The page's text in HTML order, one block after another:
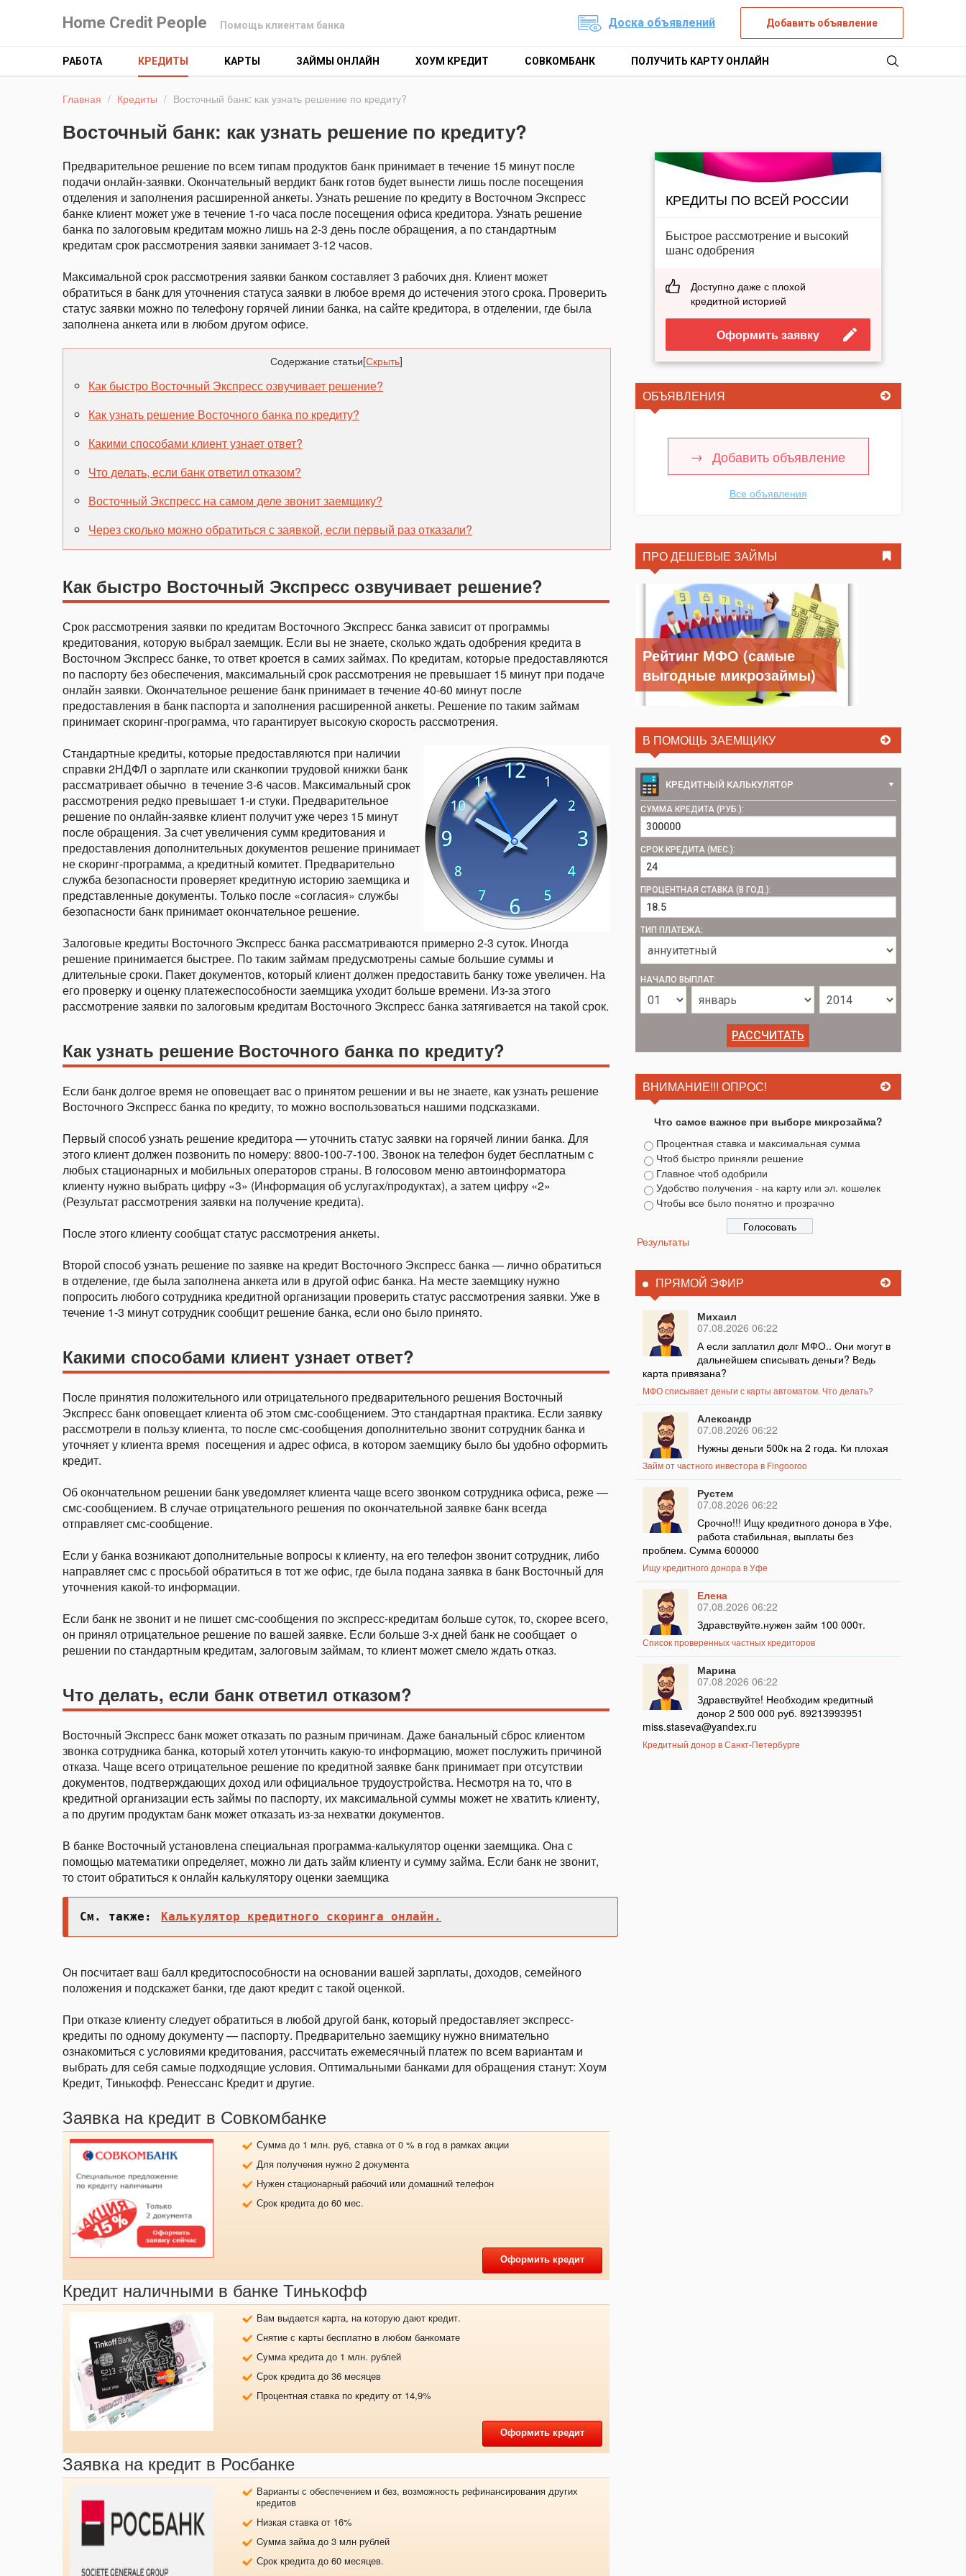
Home Credit People Помощь клиентам банка Доска объявлений Добавить объявление
РАБОТА КРЕДИТЫ КАРТЫ ЗАЙМЫ ОНЛАЙН ХОУМ КРЕДИТ СОВКОМБАНК ПОЛУЧИТЬ КАРТУ ОНЛАЙН
Главная / Кредиты / Восточный банк: как узнать решение по кредиту?
Восточный банк: как узнать решение по кредиту?
Предварительное решение по всем типам продуктов банк принимает в течение 15 минут после
подачи онлайн-заявки. Окончательный вердикт банк готов будет вынести лишь после посещения
отделения и заполнения расширенной анкеты. Узнать решение по кредиту в Восточном Экспресс
банке клиент может уже в течение 1-го часа после посещения офиса кредитора. Узнать решение
банка по залоговым кредитам можно лишь на 2-3 день после обращения, а по стандартным
кредитам срок рассмотрения заявки занимает 3-12 часов.
Максимальной срок рассмотрения заявки банком составляет 3 рабочих дня. Клиент может
обратиться в банк для уточнения статуса заявки в любое время до истечения этого срока. Проверить
статус заявки можно по телефону горячей линии банка, на сайте кредитора, в отделении, где была
заполнена анкета или в любом другом офисе.
Содержание статьи[Скрыть]
Как быстро Восточный Экспресс озвучивает решение?
Как узнать решение Восточного банка по кредиту?
Какими способами клиент узнает ответ?
Что делать, если банк ответил отказом?
Восточный Экспресс на самом деле звонит заемщику?
Через сколько можно обратиться с заявкой, если первый раз отказали?
Как быстро Восточный Экспресс озвучивает решение?
Срок рассмотрения заявки по кредитам Восточного Экспресс банка зависит от программы
кредитования, которую выбрал заемщик. Если вы не знаете, сколько ждать одобрения кредита в
Восточном Экспресс банке, то ответ кроется в самих займах. По кредитам, которые предоставляются
по паспорту без обеспечения, максимальный срок рассмотрения не превышает 15 минут при подаче
онлайн заявки. Окончательное решение банк принимает в течение 40-60 минут после
предоставления в банк паспорта и заполнения расширенной анкеты. Решение по таким займам
принимает скоринг-программа, что гарантирует высокую скорость рассмотрения.
Стандартные кредиты, которые предоставляются при наличии
справки 2НДФЛ о зарплате или сканкопии трудовой книжки банк
рассматривает обычно в течение 3-6 часов. Максимальный срок
рассмотрения редко превышает 1-и стуки. Предварительное
решение по онлайн-заявке клиент получит уже через 15 минут
после обращения. За счет увеличения сумм кредитования и
предоставления дополнительных документов решение принимает
не скоринг-программа, а кредитный комитет. Предварительно
служба безопасности проверяет кредитную историю заемщика и
представленные документы. Только после «согласия» службы
безопасности банк принимает окончательное решение.
Залоговые кредиты Восточного Экспресс банка рассматриваются примерно 2-3 суток. Иногда
решение принимается быстрее. По таким займам предусмотрены самые большие суммы и
длительные сроки. Пакет документов, который клиент должен предоставить банку тоже увеличен. На
его проверку и оценку платежеспособности заемщика уходит больше времени. Из-за этого
рассмотрение заявки по залоговым кредитам Восточного Экспресс банка затягивается на такой срок.
Как узнать решение Восточного банка по кредиту?
Если банк долгое время не оповещает вас о принятом решении и вы не знаете, как узнать решение
Восточного Экспресс банка по кредиту, то можно воспользоваться нашими подсказками.
Первый способ узнать решение кредитора — уточнить статус заявки на горячей линии банка. Для
этого клиент должен позвонить по номеру: 8800-100-7-100. Звонок на телефон будет бесплатным с
любых стационарных и мобильных операторов страны. В голосовом меню автоинформатора
клиенту нужно выбрать цифру «3» (Информация об услугах/продуктах), а затем цифру «2»
(Результат рассмотрения заявки на получение кредита).
После этого клиенту сообщат статус рассмотрения анкеты.
Второй способ узнать решение по заявке на кредит Восточного Экспресс банка — лично обратиться
в отделение, где была заполнена анкета или в другой офис банка. На месте заемщику нужно
попросить любого сотрудника кредитной организации проверить статус рассмотрения заявки. Уже в
течение 1-3 минут сотрудник сообщит решение банка, если оно было принято.
Какими способами клиент узнает ответ?
После принятия положительного или отрицательного предварительного решения Восточный
Экспресс банк оповещает клиента об этом смс-сообщением. Это стандартная практика. Если заявку
рассмотрели в пользу клиента, то после смс-сообщения дополнительно звонит сотрудник банка и
уточняет у клиента время посещения и адрес офиса, в котором заемщику было бы удобно оформить
кредит.
Об окончательном решении банк уведомляет клиента чаще всего звонком сотрудника офиса, реже —
смс-сообщением. В случае отрицательного решения по окончательной заявке банк всегда
отправляет смс-сообщение.
Если у банка возникают дополнительные вопросы к клиенту, на его телефон звонит сотрудник, либо
направляет смс с просьбой обратиться в тот же офис, где была подана заявка в банк Восточный для
уточнения какой-то информации.
Если банк не звонит и не пишет смс-сообщения по экспресс-кредитам больше суток, то, скорее всего,
он принял отрицательное решение по вашей заявке. Если больше 3-х дней банк не сообщает о
решении по стандартным кредитам, залоговым займам, то клиент может смело ждать отказ.
Что делать, если банк ответил отказом?
Восточный Экспресс банк может отказать по разным причинам. Даже банальный сброс клиентом
звонка сотрудника банка, который хотел утончить какую-то информацию, может послужить причиной
отказа. Чаще всего отрицательное решение по кредитной заявке банк принимает при отсутствии
документов, подтверждающих доход или официальное трудоустройства. Несмотря на то, что в
кредитной организации есть займы по паспорту, их максимальной суммы может не хватить клиенту,
а по другим продуктам банк может отказать из-за нехватки документов.
В банке Восточный установлена специальная программа-калькулятор оценки заемщика. Она с
помощью математики определяет, можно ли дать займ клиенту и сумму займа. Если банк не звонит,
то стоит обратиться к онлайн калькулятору оценки заемщика
См. также: Калькулятор кредитного скоринга онлайн.
Он посчитает ваш балл кредитоспособности на основании вашей зарплаты, доходов, семейного
положения и подскажет банки, где дают кредит с такой оценкой.
При отказе клиенту следует обратиться в любой другой банк, который предоставляет экспресс-
кредиты по одному документу — паспорту. Предварительно заемщику нужно внимательно
ознакомиться с условиями кредитования, рассчитать ежемесячный платеж по всем вариантам и
выбрать для себя самые подходящие условия. Оптимальными банками для обращения станут: Хоум
Кредит, Тинькофф. Ренессанс Кредит и другие.
Заявка на кредит в Совкомбанке
Сумма до 1 млн. руб, ставка от 0 % в год в рамках акции
Для получения нужно 2 документа
Нужен стационарный рабочий или домашний телефон
Срок кредита до 60 мес.
Оформить кредит
Кредит наличными в банке Тинькофф
Вам выдается карта, на которую дают кредит.
Снятие с карты бесплатно в любом банкомате
Сумма кредита до 1 млн. рублей
Срок кредита до 36 месяцев
Процентная ставка по кредиту от 14,9%
Оформить кредит
Заявка на кредит в Росбанке
Варианты с обеспечением и без, возможность рефинансирования других
кредитов
Низкая ставка от 16%
Cумма займа до 3 млн рублей
Срок кредита до 60 месяцев.
КРЕДИТЫ ПО ВСЕЙ РОССИИ
Быстрое рассмотрение и высокий
шанс одобрения
Доступно даже с плохой
кредитной историей
Оформить заявку
ОБЪЯВЛЕНИЯ
Добавить объявление
Все объявления
ПРО ДЕШЕВЫЕ ЗАЙМЫ
Рейтинг МФО (самые
выгодные микрозаймы)
В ПОМОЩЬ ЗАЕМЩИКУ
КРЕДИТНЫЙ КАЛЬКУЛЯТОР
СУММА КРЕДИТА (РУБ.):
СРОК КРЕДИТА (МЕС.):
ПРОЦЕНТНАЯ СТАВКА (В ГОД.):
ТИП ПЛАТЕЖА:
НАЧАЛО ВЫПЛАТ:
ВНИМАНИЕ!!! ОПРОС!
Что самое важное при выборе микрозайма?
Процентная ставка и максимальная сумма
Чтоб быстро приняли решение
Главное чтоб одобрили
Удобство получения - на карту или эл. кошелек
Чтобы все было понятно и прозрачно
Результаты
ПРЯМОЙ ЭФИР
Михаил
07.08.2026 06:22
А если заплатил долг МФО.. Они могут в
дальнейшем списывать деньги? Ведь
карта привязана?
МФО списывает деньги с карты автоматом. Что делать?
Александр
07.08.2026 06:22
Нужны деньги 500к на 2 года. Ки плохая
Займ от частного инвестора в Fingooroo
Рустем
07.08.2026 06:22
Срочно!!! Ищу кредитного донора в Уфе,
работа стабильная, выплаты без
проблем. Сумма 600000
Ищу кредитного донора в Уфе
Елена
07.08.2026 06:22
Здравствуйте.нужен займ 100 000т.
Список проверенных частных кредиторов
Марина
07.08.2026 06:22
Здравствуйте! Необходим кредитный
донор 2 500 000 руб. 89213993951
miss.staseva@yandex.ru
Кредитный донор в Санкт-Петербурге